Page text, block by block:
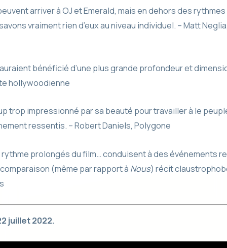
arriver à OJ et Emerald, mais en dehors des
vraiment rien d’eux au niveau individuel. – Matt
bénéficié d’une plus grande profondeur et
hollywoodienne
trop impressionné par sa beauté pour travailler à le
ressentis. – Robert Daniels, Polygone
prolongés du film… conduisent à des événements
(même par rapport à Nous) récit
juillet 2022.